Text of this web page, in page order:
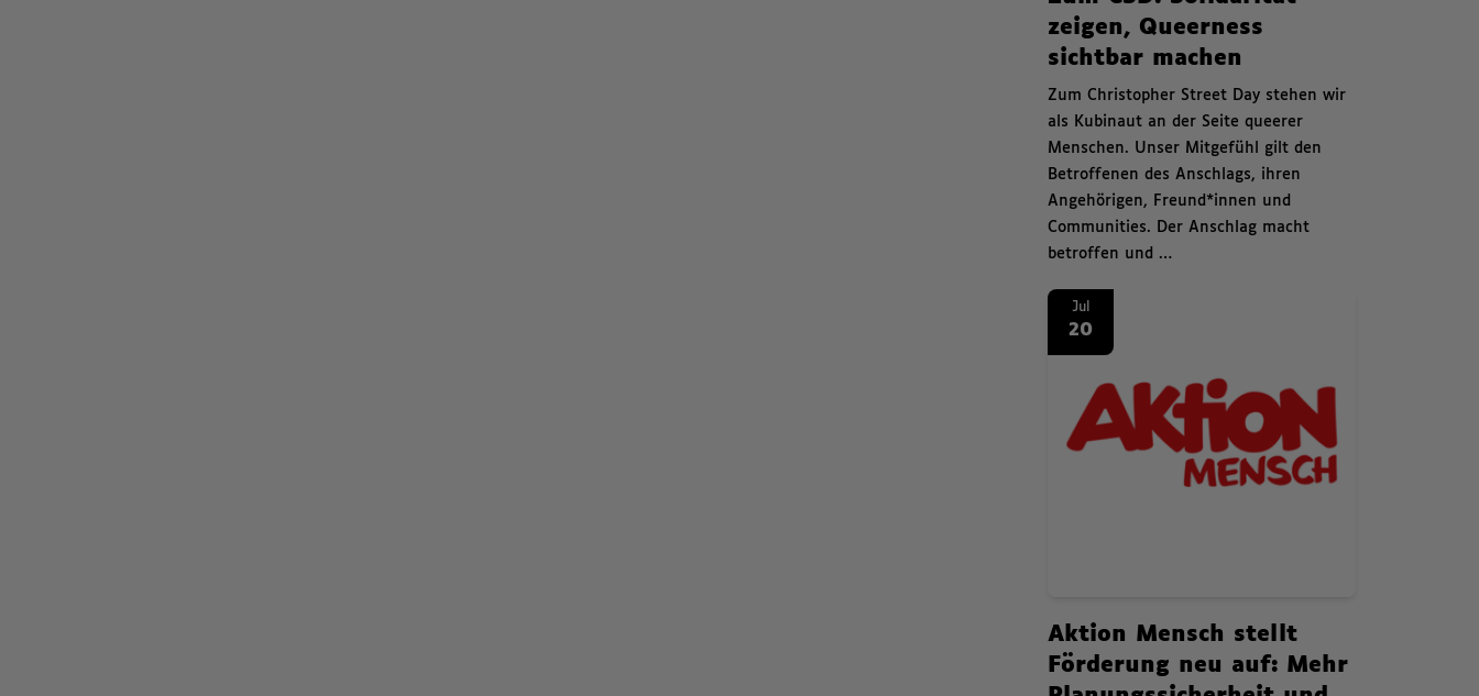
zeigen, Queerness
sichtbar machen
Zum Christopher Street Day stehen wir
als Kubinaut an der Seite queerer
Menschen. Unser Mitgefühl gilt den
Betroffenen des Anschlags, ihren
Angehörigen, Freund*innen und
Communities. Der Anschlag macht
betroffen und …
News.
Aktion Mensch stellt
Förderung neu auf: Mehr
Jul
20
News. Aktion Mensch stellt Förderung neu auf: Mehr